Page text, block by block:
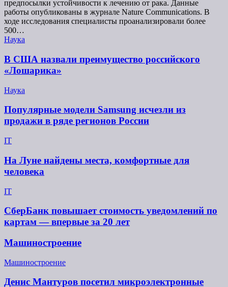
предпосылки устойчивости к лечению от рака. Данные
работы опубликованы в журнале Nature Communications. В
ходе исследования специалисты проанализировали более
500…
Наука
В США назвали преимущество российского
«Лошарика»
Наука
Популярные модели Samsung исчезли из
продажи в ряде регионов России
IT
На Луне найдены места, комфортные для
человека
IT
СберБанк повышает стоимость уведомлений по
картам — впервые за 20 лет
Машиностроение
Машиностроение
Денис Мантуров посетил микроэлектронные